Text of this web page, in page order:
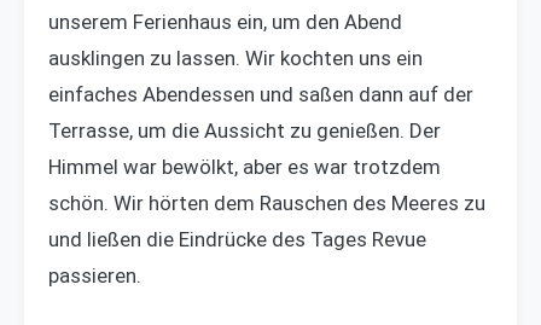
unserem Ferienhaus ein, um den Abend
ausklingen zu lassen. Wir kochten uns ein
einfaches Abendessen und saßen dann auf der
Terrasse, um die Aussicht zu genießen. Der
Himmel war bewölkt, aber es war trotzdem
schön. Wir hörten dem Rauschen des Meeres zu
und ließen die Eindrücke des Tages Revue
passieren.